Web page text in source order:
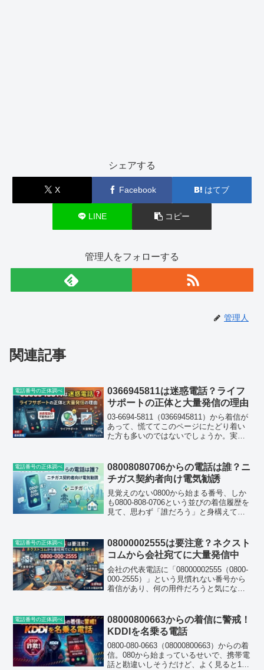
シェアする
X Facebook はてブ
LINE コピー
管理人をフォローする
管理人
関連記事
電話番号の正体調べ
0366945811は迷惑電話？ライフ
サポートの正体と大量発信の理由
03-6694-5811（0366945811）から着信が
あって、慌ててこのページにたどり着い
た方も多いのではないでしょうか。実は
つです。この記事では、電話帳ナビなど
の...
電話番号の正体調べ
08008080706からの電話は誰？ニ
チガス契約者向け電気勧誘
見覚えのない0800から始まる番号、しか
も0800-808-0706という並びの着信履歴を
見て、思わず「誰だろう」と身構えてし
数・検索数がともに急増しており、すで
に複数...
電話番号の正体調べ
08000002555は要注意？ネクスト
コムから会社宛てに大量発信中
会社の代表電話に「08000002555（0800-
000-2555）」という見慣れない番号から
着信があり、何の用件だろうと気になっ
切られる、といった声もネット上には
少...
電話番号の正体調べ
08000800663からの着信に警戒！
KDDIを名乗る電話
0800-080-0663（08000800663）からの着
信。080から始まっているせいで、携帯電
話と勘違いしそうだけど、よく見ると11